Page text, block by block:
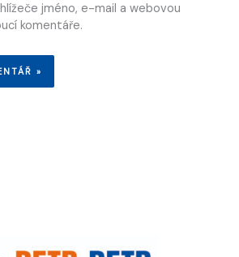
jméno, e-mail a webovou
komentáře.